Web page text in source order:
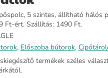
5 szintes, állítható hálós
Ft-ért. Szállítás: 1490 Ft.
, Előszoba bútorok,
termékek széles